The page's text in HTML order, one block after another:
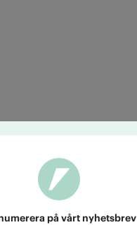
på vårt nyhetsbrev